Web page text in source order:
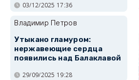
03/12/2025 17:36
Владимир Петров
Утыкано гламуром:
нержавеющие сердца
появились над Балаклавой
29/09/2025 19:28